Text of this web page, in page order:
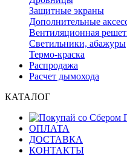
Защитные экраны
Дополнительные
Вентиляционная
Светильники, абажуры
Термо-краска
Распродажа
Расчет дымохода
КАТАЛОГ
ОПЛАТА
ДОСТАВКА
КОНТАКТЫ